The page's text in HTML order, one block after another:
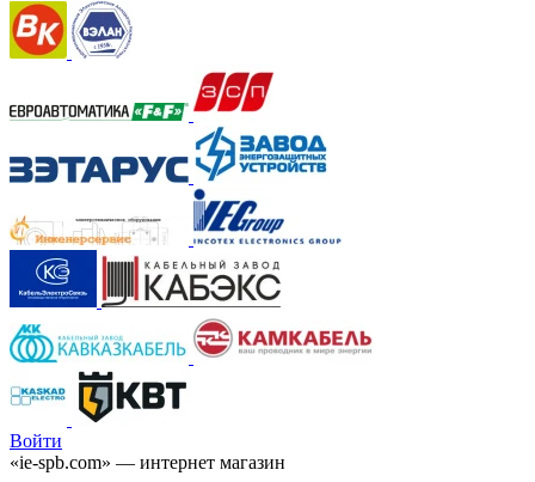
Войти
«ie-spb.com» — интернет магазин